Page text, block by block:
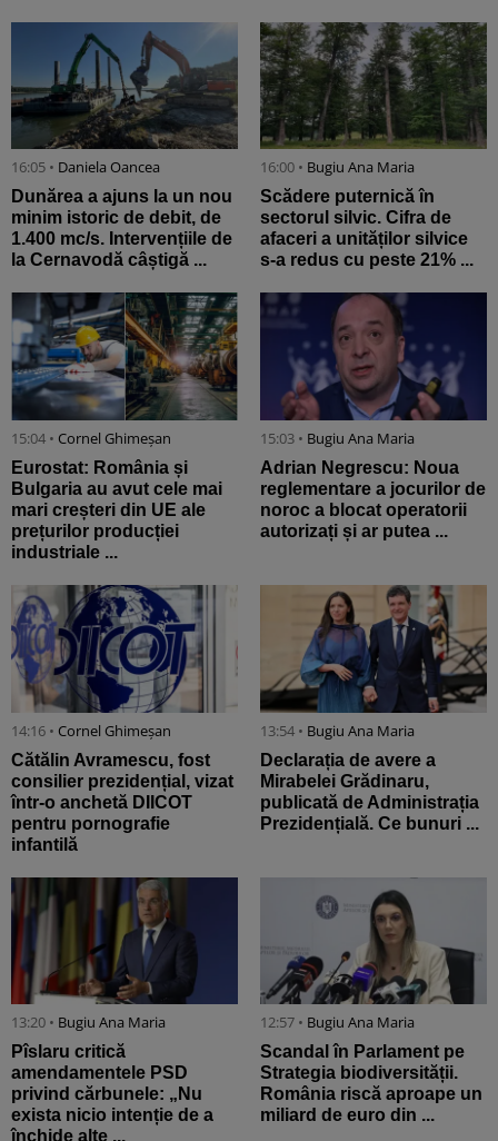
16:05 • Daniela Oancea
Dunărea a ajuns la un nou
minim istoric de debit, de
1.400 mc/s. Intervențiile de
la Cernavodă câștigă ...
16:00 • Bugiu ⁠Ana Maria
Scădere puternică în
sectorul silvic. Cifra de
afaceri a unităților silvice
s-a redus cu peste 21% ...
15:04 • Cornel Ghimeșan
Eurostat: România și
Bulgaria au avut cele mai
mari creșteri din UE ale
prețurilor producției
industriale ...
15:03 • Bugiu ⁠Ana Maria
Adrian Negrescu: Noua
reglementare a jocurilor de
noroc a blocat operatorii
autorizați și ar putea ...
14:16 • Cornel Ghimeșan
Cătălin Avramescu, fost
consilier prezidențial, vizat
într-o anchetă DIICOT
pentru pornografie
infantilă
13:54 • Bugiu ⁠Ana Maria
Declarația de avere a
Mirabelei Grădinaru,
publicată de Administrația
Prezidențială. Ce bunuri ...
13:20 • Bugiu ⁠Ana Maria
Pîslaru critică
amendamentele PSD
privind cărbunele: „Nu
exista nicio intenție de a
închide alte ...
12:57 • Bugiu ⁠Ana Maria
Scandal în Parlament pe
Strategia biodiversității.
România riscă aproape un
miliard de euro din ...